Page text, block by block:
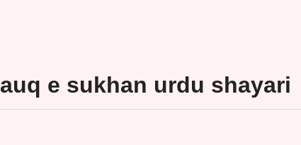
e sukhan urdu shayari